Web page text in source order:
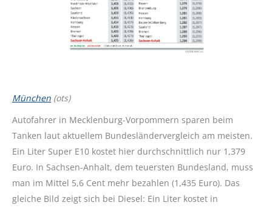
München (ots)
Autofahrer in Mecklenburg-Vorpommern sparen beim
Tanken laut aktuellem Bundesländervergleich am meisten.
Ein Liter Super E10 kostet hier durchschnittlich nur 1,379
Euro. In Sachsen-Anhalt, dem teuersten Bundesland, muss
man im Mittel 5,6 Cent mehr bezahlen (1,435 Euro). Das
gleiche Bild zeigt sich bei Diesel: Ein Liter kostet in